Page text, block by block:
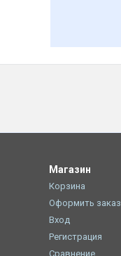
Магазин
Корзина
Оформить заказ
Вход
Регистрация
Сравнение